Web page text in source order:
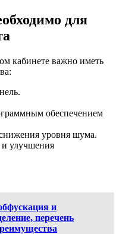
для
кабинете важно иметь
обеспечением
уровня шума.
и улучшения
и
перечень